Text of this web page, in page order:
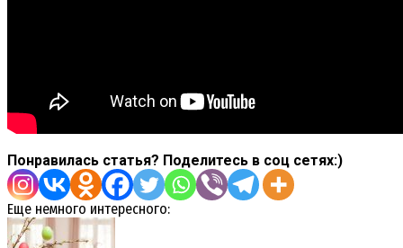
Понравилась статья? Поделитесь в соц сетях:)
Еще немного интересного: